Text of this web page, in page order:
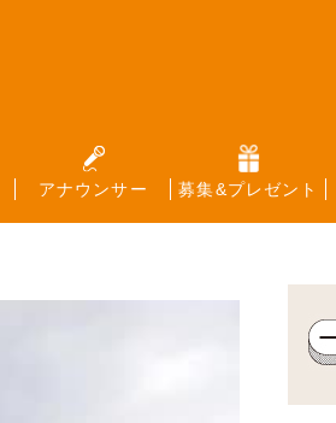
アナウンサー 募集&プレゼント